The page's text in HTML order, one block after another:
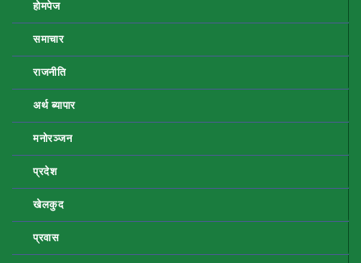
होमपेज
समाचार
राजनीति
अर्थ ब्यापार
मनोरञ्जन
प्रदेश
खेलकुद
प्रवास